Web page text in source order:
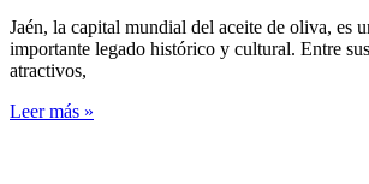
Jaén, la capital mundial del aceite de oliva, es
importante legado histórico y cultural. Entre
atractivos,
Leer más »